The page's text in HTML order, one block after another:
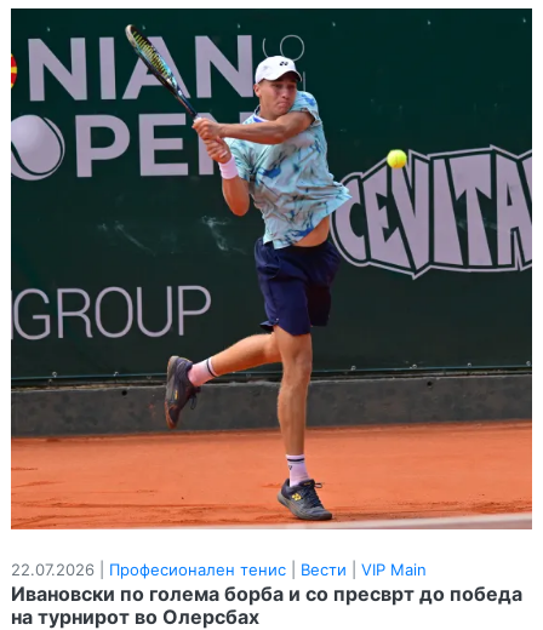
22.07.2026 | Професионален тенис Вести VIP Main
Ивановски по голема борба и со пресврт до победа
на турнирот во Олерсбах